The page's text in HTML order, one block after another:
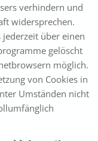
verhindern und
widersprechen.
jederzeit über einen
gelöscht
möglich.
von Cookies in
Umständen nicht